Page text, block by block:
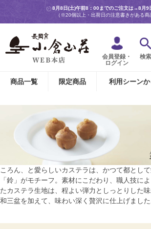
8月8日(土)午前8：00までのご注文は→8月9
（※20個以上・出荷日の注意書きがある商
会員登録・
ログイン
検索
商品一覧 限定商品 利用シーンか
ころん、と愛らしいカステラは、かつて都とし
「鈴」がモチーフ。素材にこだわり、職人技に
たカステラ生地は、程よい弾力としっとりした
和三盆を加えて、味わい深く贅沢に仕上げました